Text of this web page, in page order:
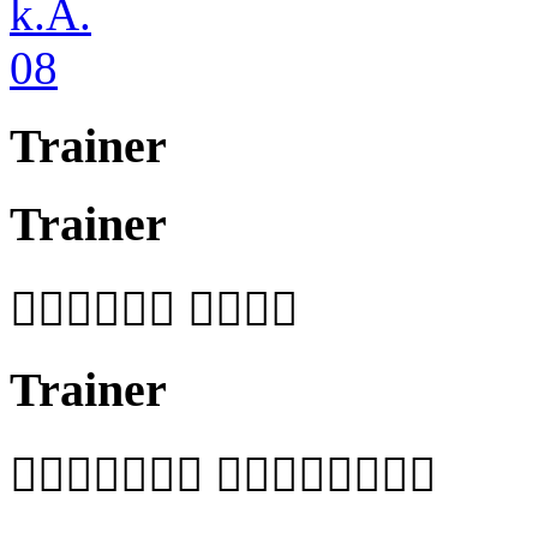
k.A.
08
Trainer
Trainer
 
Trainer
 